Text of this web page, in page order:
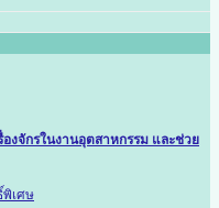
งจักรในงานอุตสาหกรรม และช่วย
พิเศษ